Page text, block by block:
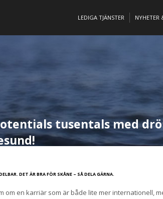
LEDIGA TJÄNSTER NYHETER
tusentals med
DET ÄR BRA FÖR SKÅNE – SÅ DELA GÄRNA.
om en karriär som är både lite mer internationell,